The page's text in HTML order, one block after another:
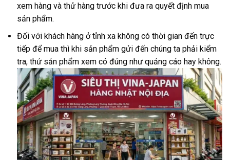
xem hàng và thử hàng trước khi đưa ra quyết định mua
sản phẩm.
Đối với khách hàng ở tỉnh xa không có thời gian đến trực
tiếp để mua thì khi sản phẩm gửi đến chúng ta phải kiểm
tra, thử sản phẩm xem có đúng như quảng cáo hay không.